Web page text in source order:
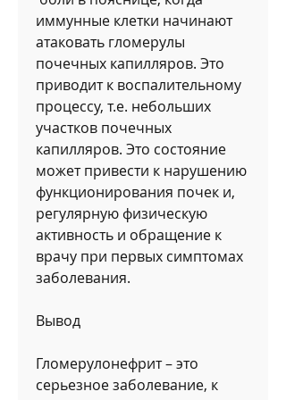
иммунные клетки начинают
атаковать гломерулы
почечных капилляров. Это
приводит к воспалительному
процессу, т.е. небольших
участков почечных
капилляров. Это состояние
может привести к нарушению
функционирования почек и,
регулярную физическую
активность и обращение к
врачу при первых симптомах
заболевания.
Вывод
Гломерулонефрит – это
серьезное заболевание, к